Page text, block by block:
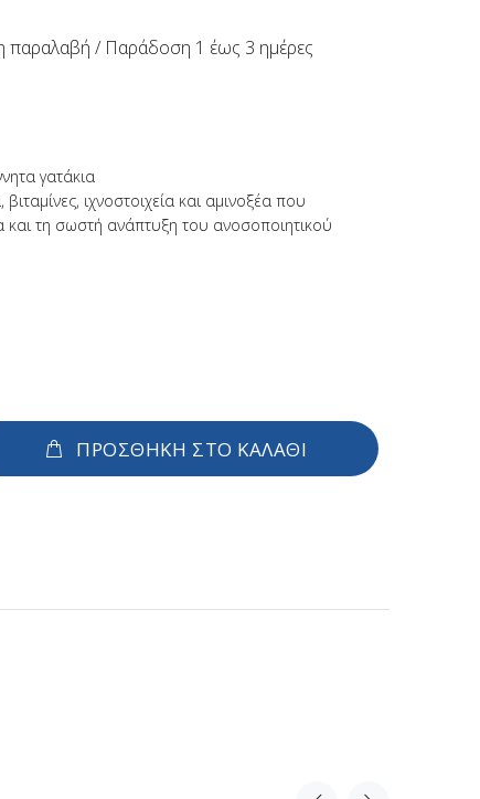
παραλαβή / Παράδoση 1 έως 3 ημέρες
γατάκια
βιταμίνες, ιχνοστοιχεία και αμινοξέα που
και τη σωστή ανάπτυξη του ανοσοποιητικού
ΠΡΟΣΘΗΚΗ ΣΤΟ ΚΑΛΑΘΙ